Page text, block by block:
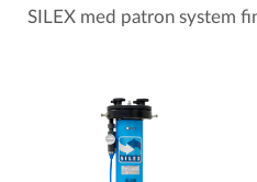
SILEX med patron system